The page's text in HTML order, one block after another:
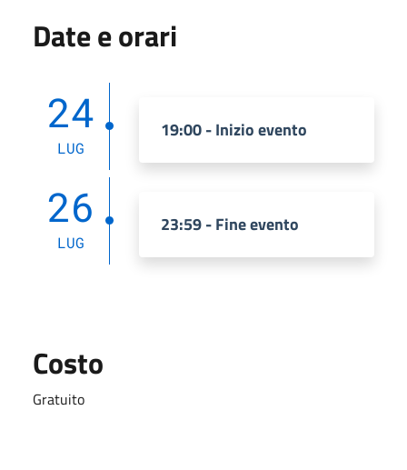
Date e orari
24
LUG
19:00 - Inizio evento
26
LUG
23:59 - Fine evento
Costo
Gratuito